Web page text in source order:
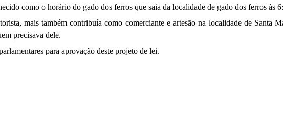
como o horário do gado dos ferros que saia da localidade de gado dos ferros às
mais também contribuía como comerciante e artesão na localidade de Santa
precisava dele.
para aprovação deste projeto de lei.